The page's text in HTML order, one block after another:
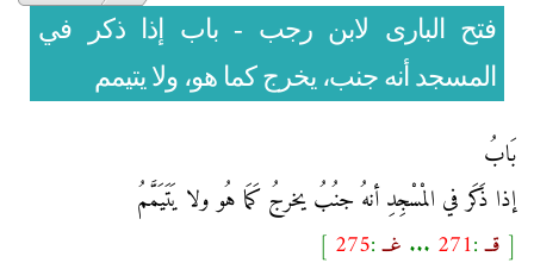
فتح البارى لابن رجب - باب إذا ذكر في
المسجد أنه جنب، يخرج كما هو، ولا يتيمم
بَابُ
إذا ذَكَر في المْسْجِدِ أنهُ جنُبُ يخرجُ كَمَا هُو ولا يَتَيَمَّمُ
[ قــ:
271
... غــ:
275
]